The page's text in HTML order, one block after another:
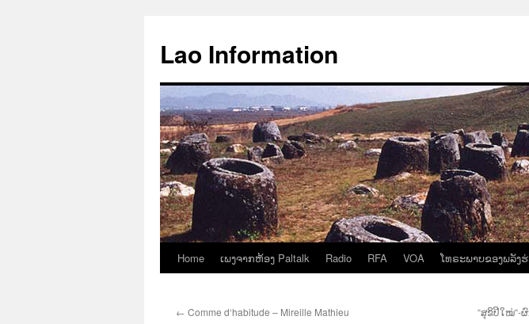
contenu
Lao Information
Home ເພງຈາກຫ້ອງ Paltalk Radio RFA VOA ໂທຣະພາບຂອງພລັງ
← Comme d‘habitude – Mireille Mathieu “ສຸຂິປີໃໝ່“-